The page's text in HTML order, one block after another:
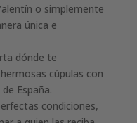
o simplemente
única e
dónde te
cúpulas con
España.
condiciones,